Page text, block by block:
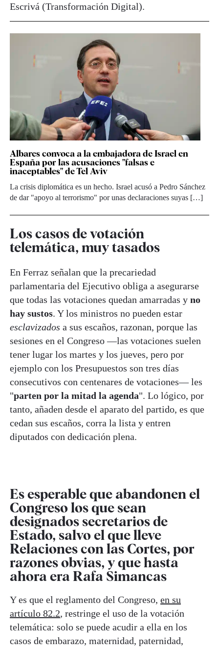
Escrivá (Transformación Digital).
Albares convoca a la embajadora de Israel en
España por las acusaciones "falsas e
inaceptables" de Tel Aviv
La crisis diplomática es un hecho. Israel acusó a Pedro Sánchez
de dar "apoyo al terrorismo" por unas declaraciones suyas […]
Los casos de votación
telemática, muy tasados
En Ferraz señalan que la precariedad
parlamentaria del Ejecutivo obliga a asegurarse
que todas las votaciones quedan amarradas y no
hay sustos. Y los ministros no pueden estar
esclavizados a sus escaños, razonan, porque las
sesiones en el Congreso —las votaciones suelen
tener lugar los martes y los jueves, pero por
ejemplo con los Presupuestos son tres días
consecutivos con centenares de votaciones— les
"parten por la mitad la agenda". Lo lógico, por
tanto, añaden desde el aparato del partido, es que
cedan sus escaños, corra la lista y entren
diputados con dedicación plena.
Es esperable que abandonen el
Congreso los que sean
designados secretarios de
Estado, salvo el que lleve
Relaciones con las Cortes, por
razones obvias, y que hasta
ahora era Rafa Simancas
Y es que el reglamento del Congreso, en su
artículo 82.2, restringe el uso de la votación
telemática: solo se puede acudir a ella en los
casos de embarazo, maternidad, paternidad,